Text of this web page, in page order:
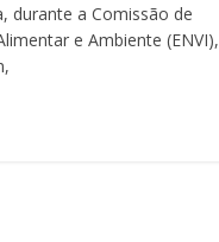
durante a Comissão de
e Ambiente (ENVI),